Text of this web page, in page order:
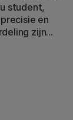
student,
en
zijn